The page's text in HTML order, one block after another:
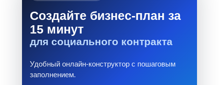
Создайте бизнес-план за
15 минут
для социального контракта
Удобный онлайн-конструктор с пошаговым
заполнением.